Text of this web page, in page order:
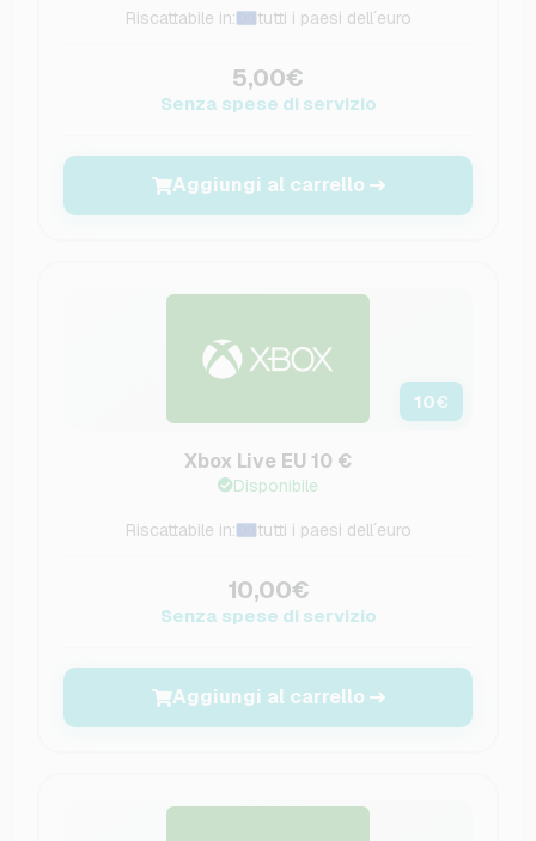
Riscattabile in: tutti i paesi dell´euro
5,00€
Senza spese di servizio
Aggiungi al carrello
10€
Xbox Live EU 10 €
Disponibile
Riscattabile in: tutti i paesi dell´euro
10,00€
Senza spese di servizio
Aggiungi al carrello